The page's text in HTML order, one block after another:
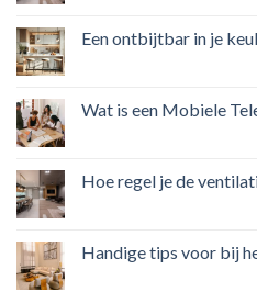
Een ontbijtbar in je
Wat is een Mobiele
Hoe regel je de
Handige tips voor bij